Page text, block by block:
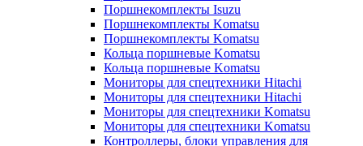
Поршнекомплекты Isuzu
Поршнекомплекты Komatsu
Поршнекомплекты Komatsu
Кольца поршневые Komatsu
Кольца поршневые Komatsu
Мониторы для спецтехники Hitachi
Мониторы для спецтехники Hitachi
Мониторы для спецтехники Komatsu
Мониторы для спецтехники Komatsu
Контроллеры, блоки управления для